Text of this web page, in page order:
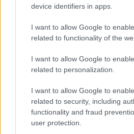
device identifiers in apps.
I want to allow Google to
related to functionality of the
I want to allow Google to
related to personalization.
I want to allow Google to
related to security, including
functionality and fraud
user protection.